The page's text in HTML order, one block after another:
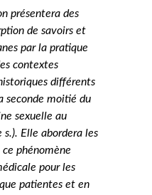
présentera des
de savoirs et
par la pratique
contextes
différents
seconde moitié du
sexuelle au
Elle abordera les
ce phénomène
pour les
patientes et en